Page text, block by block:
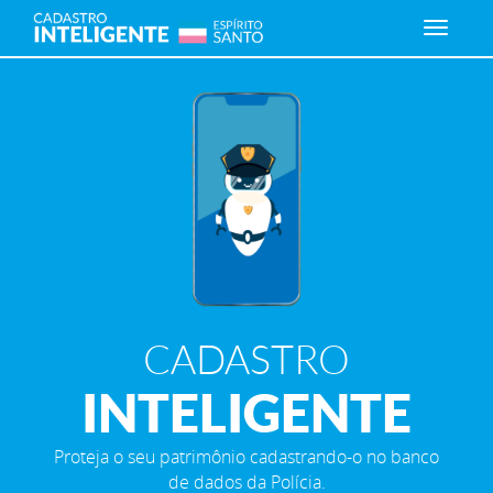
CADASTRO
INTELIGENTE
Proteja o seu patrimônio cadastrando-o no banco
de dados da Polícia.